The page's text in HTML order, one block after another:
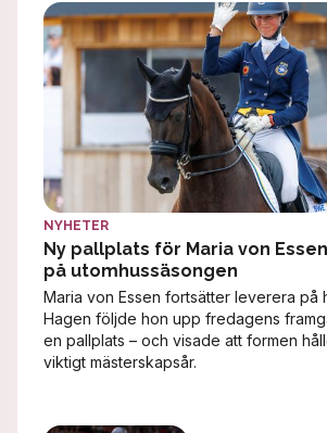
NYHETER
Ny pallplats för Maria von
på utomhussäsongen
Maria von Essen fortsätter leverera på
Hagen följde hon upp fredagens
en pallplats – och visade att formen
viktigt mästerskapsår.